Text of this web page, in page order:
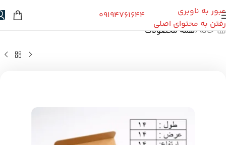
عبور به ناوبری
رفتن به محتوای اصلی
09194761644
خانه همه محصولات